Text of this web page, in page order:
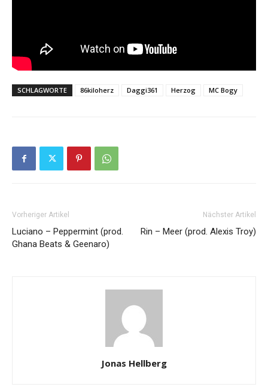
SCHLAGWORTE 86kiloherz Daggi361 Herzog MC Bogy
Vorheriger Artikel
Luciano – Peppermint (prod.
Ghana Beats & Geenaro)
Nächster Artikel
Rin – Meer (prod. Alexis Troy)
Jonas Hellberg